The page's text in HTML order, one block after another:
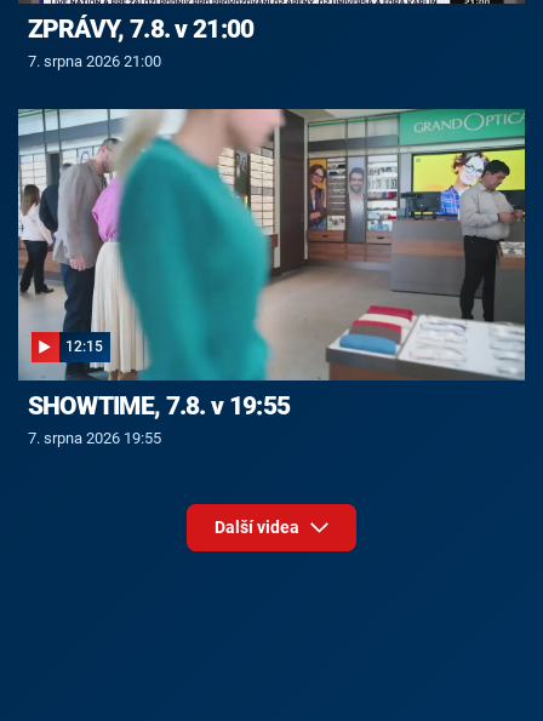
ZPRÁVY, 7.8. v 21:00
7. srpna 2026 21:00
12:15
SHOWTIME, 7.8. v 19:55
7. srpna 2026 19:55
Další videa